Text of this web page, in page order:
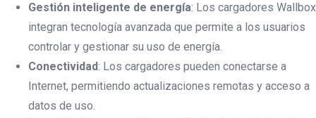
Gestión inteligente de energía: Los cargadores Wallbox
integran tecnología avanzada que permite a los usuarios
controlar y gestionar su uso de energía.
Conectividad: Los cargadores pueden conectarse a
Internet, permitiendo actualizaciones remotas y acceso a
datos de uso.